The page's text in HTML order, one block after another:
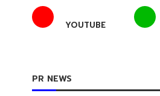
YOUTUBE
PR NEWS